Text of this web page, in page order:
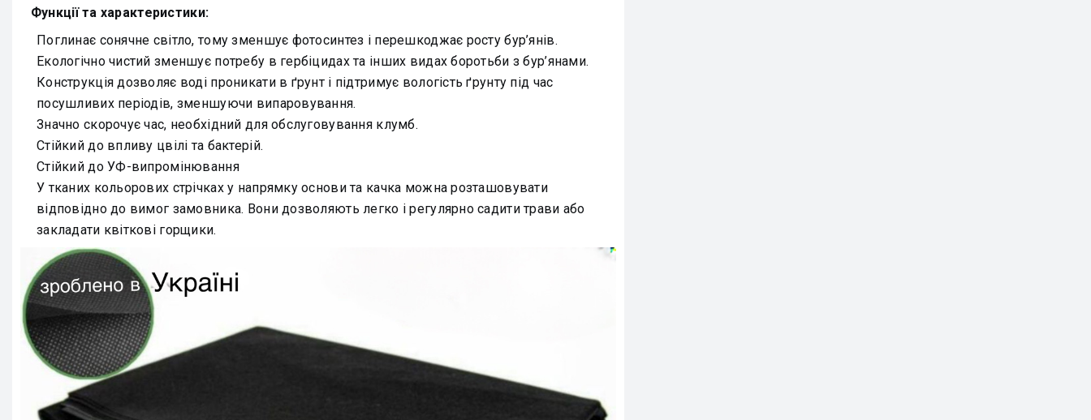
Функції та характеристики:
Поглинає сонячне світло, тому зменшує фотосинтез і перешкоджає росту бур’янів.
Екологічно чистий зменшує потребу в гербіцидах та інших видах боротьби з бур’янами.
Конструкція дозволяє воді проникати в ґрунт і підтримує вологість ґрунту під час
посушливих періодів, зменшуючи випаровування.
Значно скорочує час, необхідний для обслуговування клумб.
Стійкий до впливу цвілі та бактерій.
Стійкий до УФ-випромінювання
У тканих кольорових стрічках у напрямку основи та качка можна розташовувати
відповідно до вимог замовника. Вони дозволяють легко і регулярно садити трави або
закладати квіткові горщики.